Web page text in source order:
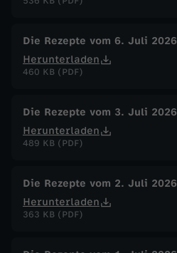
Die Rezepte vom 6. Juli 2026
Herunterladen
460 KB (PDF)
Die Rezepte vom 3. Juli 2026
Herunterladen
489 KB (PDF)
Die Rezepte vom 2. Juli 2026
Herunterladen
363 KB (PDF)